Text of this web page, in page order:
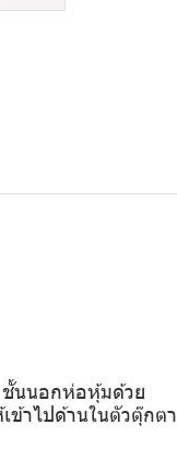
ชั้นนอกห่อหุ้มด้วย
ข้าไปด้านในตัวตุ๊กตา